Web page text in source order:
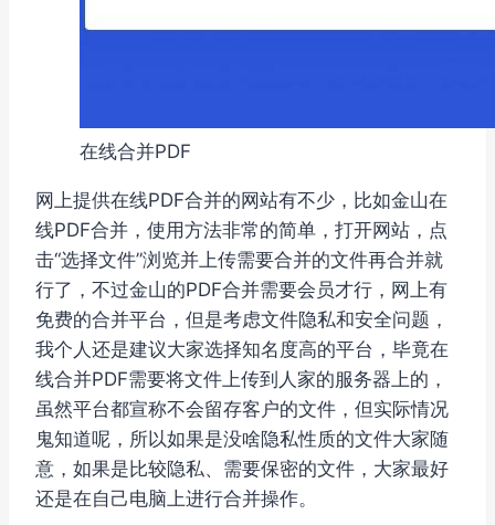
在线合并PDF
网上提供在线PDF合并的网站有不少，比如金山在
线PDF合并，使用方法非常的简单，打开网站，点
击“选择文件”浏览并上传需要合并的文件再合并就
行了，不过金山的PDF合并需要会员才行，网上有
免费的合并平台，但是考虑文件隐私和安全问题，
我个人还是建议大家选择知名度高的平台，毕竟在
线合并PDF需要将文件上传到人家的服务器上的，
虽然平台都宣称不会留存客户的文件，但实际情况
鬼知道呢，所以如果是没啥隐私性质的文件大家随
意，如果是比较隐私、需要保密的文件，大家最好
还是在自己电脑上进行合并操作。